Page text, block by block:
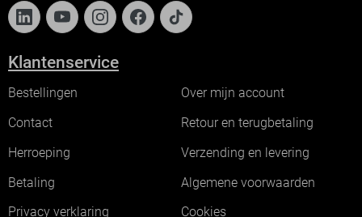
Klantenservice
Bestellingen
Over mijn account
Contact
Retour en terugbetaling
Herroeping
Verzending en levering
Betaling
Algemene voorwaarden
Privacy verklaring
Cookies